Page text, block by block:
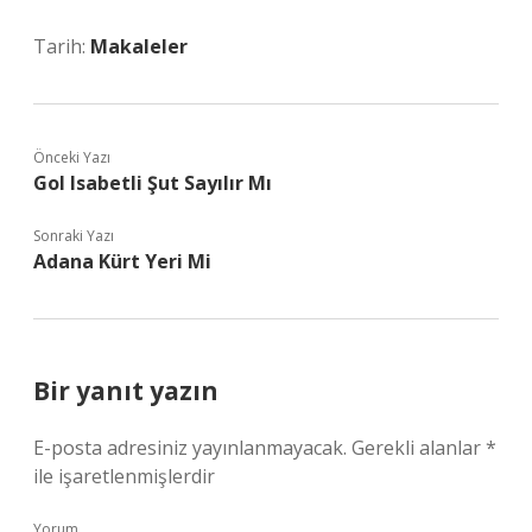
Tarih: Makaleler
Önceki Yazı
Gol Isabetli Şut Sayılır Mı
Sonraki Yazı
Adana Kürt Yeri Mi
Bir yanıt yazın
E-posta adresiniz yayınlanmayacak. Gerekli alanlar*
ile işaretlenmişlerdir